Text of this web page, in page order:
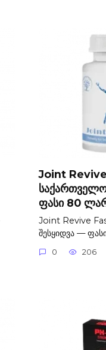
Joint
ფასი 80
Joint Revive
შესყიდვა —
0 206